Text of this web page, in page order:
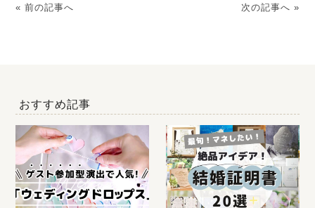
« 前の記事へ 次の記事へ »
おすすめ記事